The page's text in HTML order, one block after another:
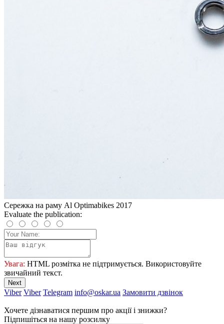
Сережка на раму Al Optimabikes 2017
Evaluate the publication:
Увага: HTML розмітка не підтримується. Використовуйте
звичайний текст.
Next
Viber Viber Telegram info@oskar.ua Замовити дзвінок
Хочете дізнаватися першим про акції і знижки?
Підпишіться на нашу розсилку